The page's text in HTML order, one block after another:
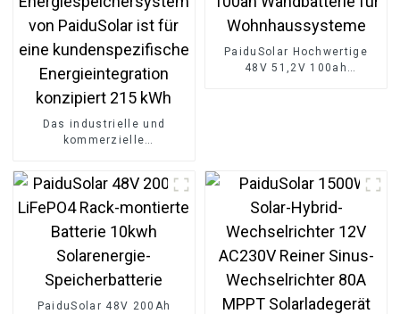
Das industrielle und
kommerzielle
kundenspezifische
Energieintegration
PaiduSolar Hochwertige
48V 51,2V 100ah
PaiduSolar 48V 200Ah